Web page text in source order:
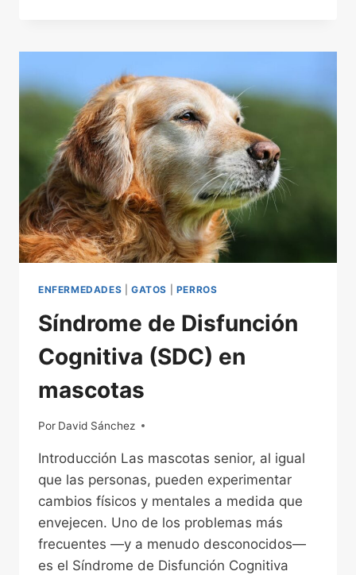
DE
PERRO
O
GATO:
7
CONSEJOS
VETERINARIOS
PARA
PREVENIR
ENFERMEDADES
CARDÍACAS
ENFERMEDADES GATOS PERROS
Síndrome de Disfunción
Cognitiva (SDC) en
mascotas
Por David Sánchez
22/02/2026
Introducción Las mascotas senior, al igual
que las personas, pueden experimentar
cambios físicos y mentales a medida que
envejecen. Uno de los problemas más
frecuentes —y a menudo desconocidos—
es el Síndrome de Disfunción Cognitiva